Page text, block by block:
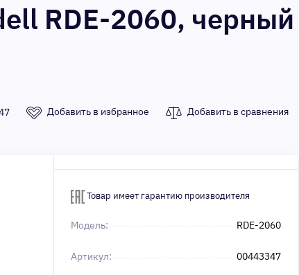
RDE-2060, черный
Добавить в избранное Добавить в сравнения
Товар имеет гарантию производителя
Модель: RDE-2060
Артикул: 00443347